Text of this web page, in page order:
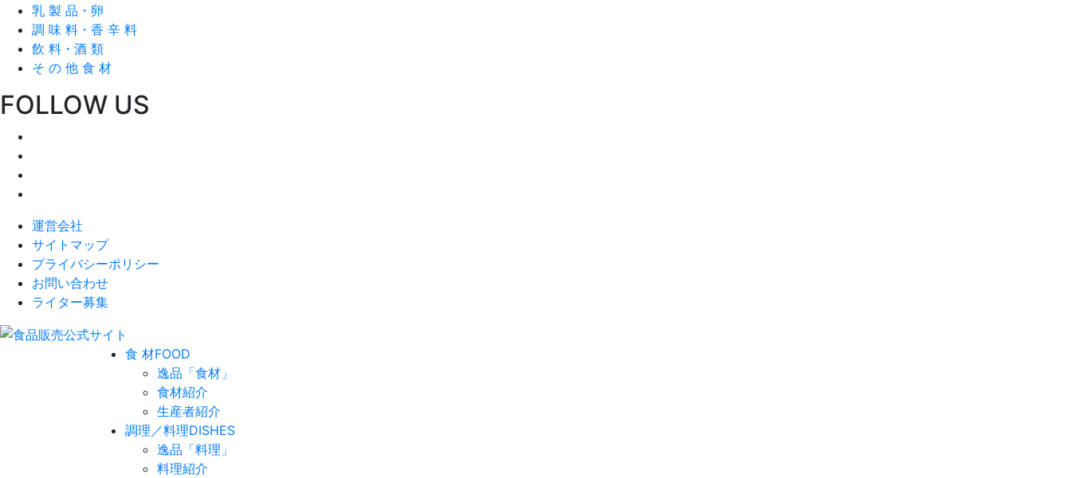
乳 製 品・卵
調 味 料・香 辛 料
飲 料・酒 類
そ の 他 食 材
FOLLOW US
運営会社
サイトマップ
プライバシーポリシー
お問い合わせ
ライター募集
食 材FOOD
逸品「食材」
食材紹介
生産者紹介
調理／料理DISHES
逸品「料理」
料理紹介